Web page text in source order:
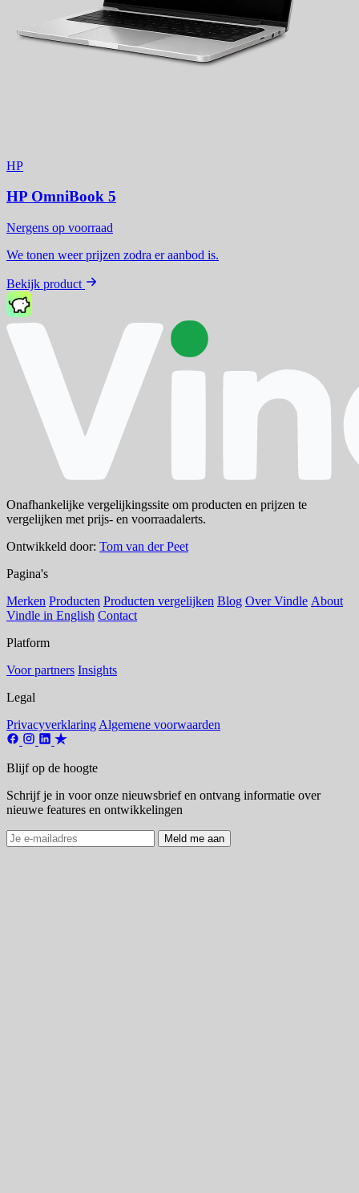
HP
HP OmniBook 5
Nergens op voorraad
We tonen weer prijzen zodra er aanbod is.
Bekijk product
Onafhankelijke vergelijkingssite om producten en prijzen te
vergelijken met prijs- en voorraadalerts.
Ontwikkeld door: Tom van der Peet
Pagina's
Merken Producten Producten vergelijken Blog Over Vindle About
Vindle in English Contact
Platform
Voor partners Insights
Legal
Privacyverklaring Algemene voorwaarden
Blijf op de hoogte
Schrijf je in voor onze nieuwsbrief en ontvang informatie over
nieuwe features en ontwikkelingen
Meld me aan